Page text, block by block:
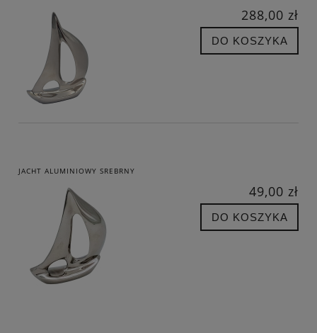
288,00 zł
DO KOSZYKA
JACHT ALUMINIOWY SREBRNY
49,00 zł
DO KOSZYKA